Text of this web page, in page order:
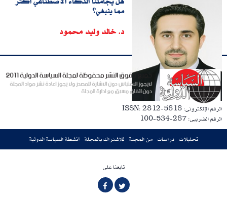
مما ينبغي؟
د. خالد وليد محمود
الرقم الإلكترونى: ISSN: 2812-5818
الرقم الضريبى: 287-534-100
تحليلات دراسات من المجلة للاشتراك بالمجلة أنشطة السياسة الدولية
تابعنا على